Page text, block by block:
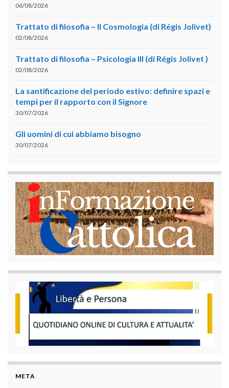
06/08/2026
Trattato di filosofia – II Cosmologia (di Régis Jolivet)
02/08/2026
Trattato di filosofia – Psicologia III (di Régis Jolivet )
02/08/2026
La santificazione del periodo estivo: definire spazi e
tempi per il rapporto con il Signore
30/07/2026
Gli uomini di cui abbiamo bisogno
30/07/2026
META